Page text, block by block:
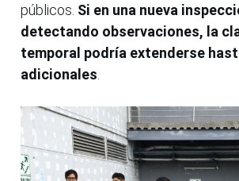
públicos. Si en una nueva
detectando observaciones, la
temporal podría extenderse
adicionales